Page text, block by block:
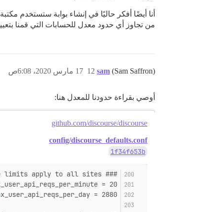
أنا أيضًا أفكر حاليًا في إنشاء بوابة ستستخدم مكتبة
من تجاوز أي حدود معدل للحسابات التي قمنا
sam (Sam Saffron) 17 مارس 2020، 6:08ص 12
أوصي بقراءة حدودنا للمعدل هنا:
github.com/discourse/discourse
config/discourse_defaults.conf
1f34f653b
### rate limits apply to all sites
= 20
= 2880